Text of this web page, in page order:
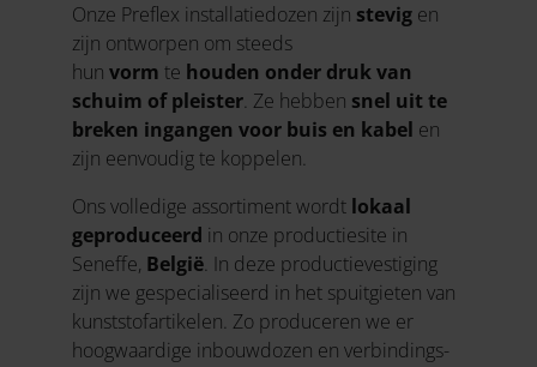
Onze Preflex installatiedozen zijn stevig en
zijn ontworpen om steeds
hun vorm te houden onder druk van
schuim of pleister. Ze hebben snel uit te
breken ingangen voor buis en kabel en
zijn eenvoudig te koppelen.
Ons volledige assortiment wordt lokaal
geproduceerd in onze productiesite in
Seneffe, België. In deze productievestiging
zijn we gespecialiseerd in het spuitgieten van
kunststofartikelen. Zo produceren we er
hoogwaardige inbouwdozen en verbindings-